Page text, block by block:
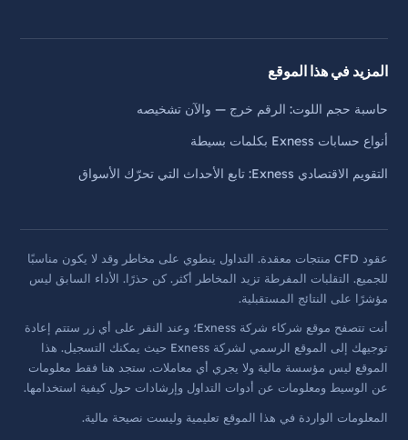
المزيد في هذا الموقع
حاسبة حجم اللوت: الرقم خرج — والآن تشخيصه
أنواع حسابات Exness بكلمات بسيطة
التقويم الاقتصادي Exness: تابع الأحداث التي تحرّك الأسواق
عقود CFD منتجات معقدة. التداول ينطوي على مخاطر وقد لا يكون مناسبًا
للجميع. التقلبات المفرطة تزيد المخاطر أكثر. كن حذرًا. الأداء السابق ليس
مؤشرًا على النتائج المستقبلية.
أنت تتصفح موقع شركاء شركة Exness؛ وعند النقر على أي زر ستتم إعادة
توجيهك إلى الموقع الرسمي لشركة Exness حيث يمكنك التسجيل. هذا
الموقع ليس مؤسسة مالية ولا يجري أي معاملات. ستجد هنا فقط معلومات
عن الوسيط ومعلومات عن أدوات التداول وإرشادات حول كيفية استخدامها.
المعلومات الواردة في هذا الموقع تعليمية وليست نصيحة مالية.